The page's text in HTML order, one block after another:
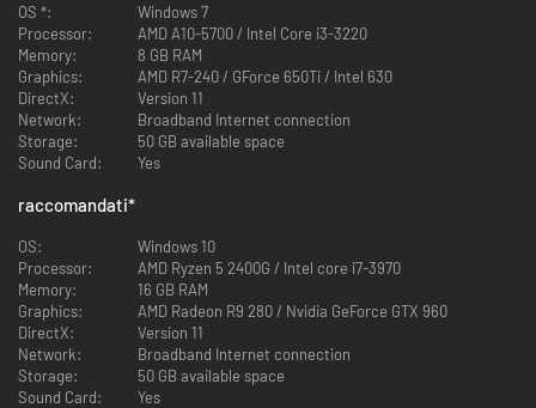
- Campagne narrative in coop
Sopravvivi in giro per il mondo e ascolta le storie di sopravvivenza dei vari
personaggi.
- Scegli la tua classe
Fai salire di livello 8 classi uniche: Pistolero, Devastatore, Macellaio,
Medico, Meccanico, Sterminatore, Dronista e la nuova classe Avanguardia
in WWZ: Aftermath. Ogni classe ha i propri vantaggi e stili di gioco.
OS *:
Windows 7
Processor:
AMD A10-5700 / Intel Core i3-3220
Memory:
8 GB RAM
Graphics:
AMD R7-240 / GForce 650Ti / Intel 630
DirectX:
Version 11
Network:
Broadband Internet connection
Storage:
50 GB available space
Sound Card:
Yes
raccomandati*
OS:
Windows 10
Processor:
AMD Ryzen 5 2400G / Intel core i7-3970
Memory:
16 GB RAM
Graphics:
AMD Radeon R9 280 / Nvidia GeForce GTX 960
DirectX:
Version 11
Network:
Broadband Internet connection
Storage:
50 GB available space
Sound Card:
Yes